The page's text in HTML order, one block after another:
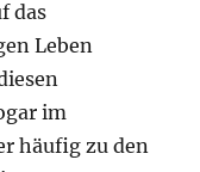
das
Leben
im
häufig zu den